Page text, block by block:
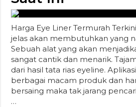
Harga Eye Liner Termurah
jelas akan membutuhkan yang
Sebuah alat yang akan
sangat cantik dan menarik.
dari hasil tata rias eyeline.
berbagai macam produk dan
bersaing maka tak jarang
…